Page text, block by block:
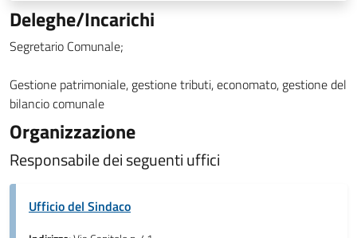
Deleghe/Incarichi
Segretario Comunale;
Gestione patrimoniale, gestione tributi, economato, gestione del
bilancio comunale
Organizzazione
Responsabile dei seguenti uffici
Ufficio del Sindaco